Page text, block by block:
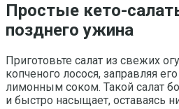
Простые кето-
позднего ужина
Приготовьте салат из свежих
копченого лосося, заправляя
лимонным соком. Такой салат
и быстро насыщает, оставаясь